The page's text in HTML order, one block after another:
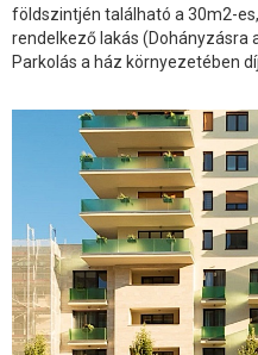
földszintjén található a 30m2-
rendelkező lakás (Dohányzásra
Parkolás a ház környezetében